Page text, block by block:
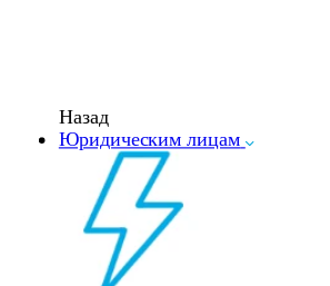
Назад
Юридическим лицам